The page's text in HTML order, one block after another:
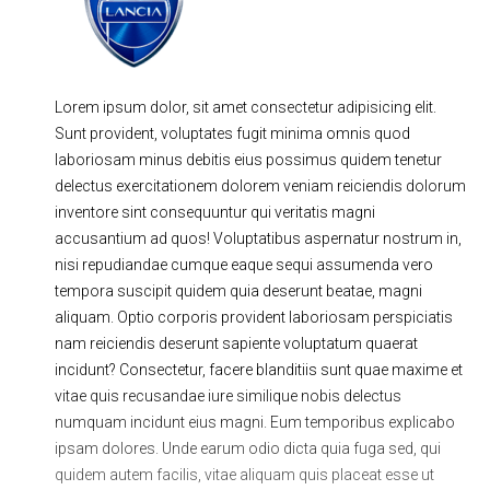
Ходовая часть
Запчасти Двигатель
Тормозная система Замена Ремней
Lorem ipsum dolor, sit amet consectetur adipisicing elit.
Sunt provident, voluptates fugit minima omnis quod
laboriosam minus debitis eius possimus quidem tenetur
delectus exercitationem dolorem veniam reiciendis dolorum
inventore sint consequuntur qui veritatis magni
accusantium ad quos! Voluptatibus aspernatur nostrum in,
nisi repudiandae cumque eaque sequi assumenda vero
tempora suscipit quidem quia deserunt beatae, magni
aliquam. Optio corporis provident laboriosam perspiciatis
nam reiciendis deserunt sapiente voluptatum quaerat
incidunt? Consectetur, facere blanditiis sunt quae maxime et
vitae quis recusandae iure similique nobis delectus
numquam incidunt eius magni. Eum temporibus explicabo
ipsam dolores. Unde earum odio dicta quia fuga sed, qui
quidem autem facilis, vitae aliquam quis placeat esse ut